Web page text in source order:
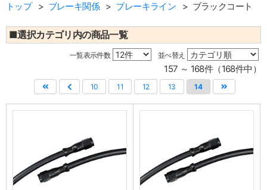
トップ ブレーキ関係 ブレーキライン ブラックコート
■選択カテゴリ内の商品一覧
一覧表示件数 並べ替え
157 ～ 168件（168件中）
10 11 12 13 14